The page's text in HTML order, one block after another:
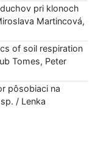
pri klonoch
Martincová,
of soil respiration
Tomes, Peter
pôsobiaci na
/ Lenka